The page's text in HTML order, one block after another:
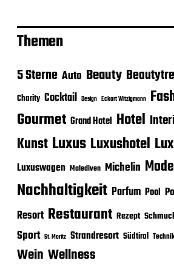
Themen
5 Sterne Auto Beauty
Charity Cocktail Design Eckart Witzigmann
Gourmet Grand Hotel Hotel
Kunst Luxus Luxushotel
Luxuswagen Malediven Michelin Mode
Nachhaltigkeit Parfum Pool
Resort Restaurant Rezept
Sport St. Moritz Strandresort Südtirol
Wein Wellness